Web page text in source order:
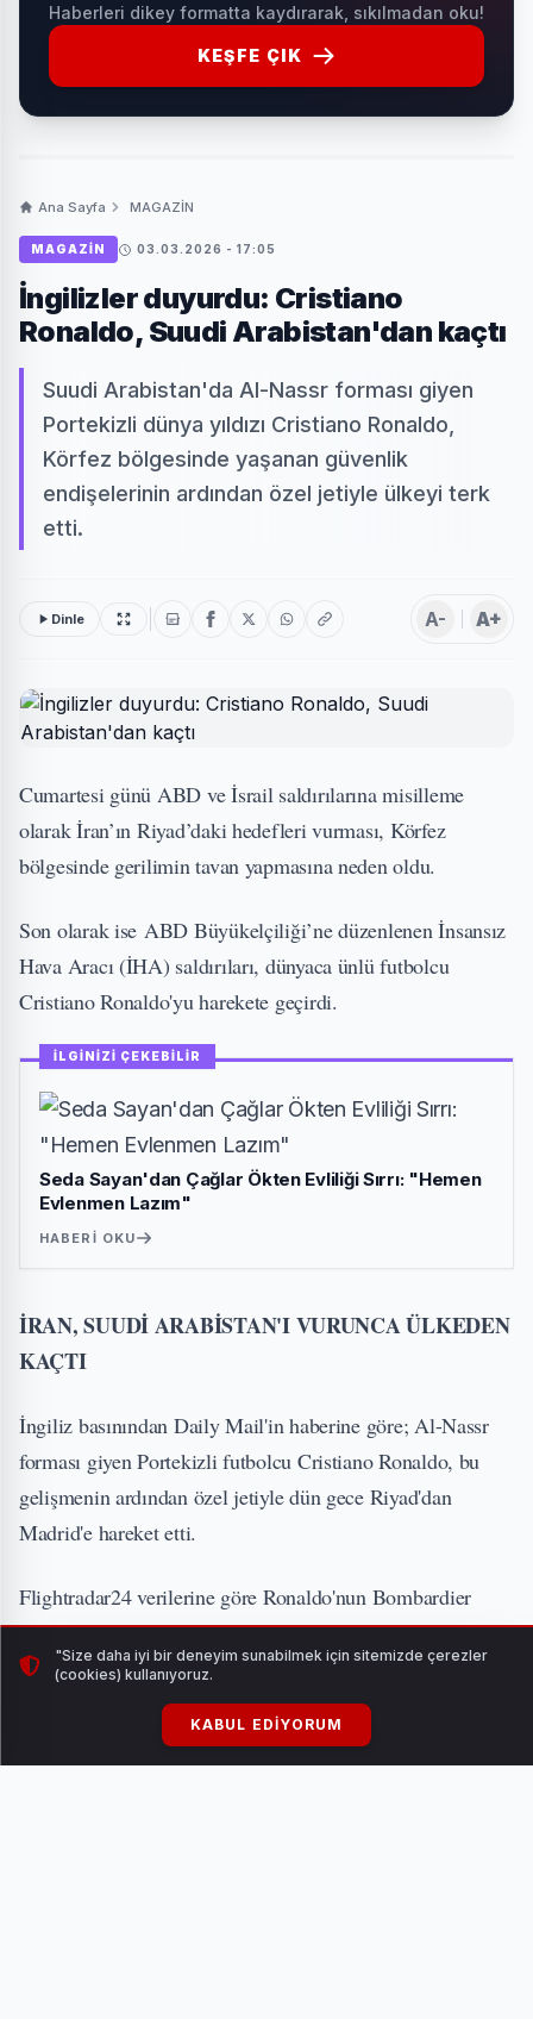
Haberleri dikey formatta kaydırarak, sıkılmadan oku!
KEŞFE ÇIK
Ana Sayfa MAGAZİN
MAGAZİN 03.03.2026 - 17:05
İngilizler duyurdu: Cristiano
Ronaldo, Suudi Arabistan'dan kaçtı
Suudi Arabistan'da Al-Nassr forması giyen
Portekizli dünya yıldızı Cristiano Ronaldo,
Körfez bölgesinde yaşanan güvenlik
endişelerinin ardından özel jetiyle ülkeyi terk
etti.
Dinle A- A+
Cumartesi günü ABD ve İsrail saldırılarına misilleme
olarak İran’ın Riyad’daki hedefleri vurması, Körfez
bölgesinde gerilimin tavan yapmasına neden oldu.
Son olarak ise ABD Büyükelçiliği’ne düzenlenen İnsansız
Hava Aracı (İHA) saldırıları, dünyaca ünlü futbolcu
Cristiano Ronaldo'yu harekete geçirdi.
İLGİNİZİ ÇEKEBİLİR
Seda Sayan'dan Çağlar Ökten Evliliği Sırrı: "Hemen
Evlenmen Lazım"
HABERI OKU
İRAN, SUUDİ ARABİSTAN'I VURUNCA ÜLKEDEN
KAÇTI
İngiliz basınından Daily Mail'in haberine göre; Al-Nassr
forması giyen Portekizli futbolcu Cristiano Ronaldo, bu
gelişmenin ardından özel jetiyle dün gece Riyad'dan
Madrid'e hareket etti.
Flightradar24 verilerine göre Ronaldo'nun Bombardier
Global Express tipi uçağı, dün gece Riyad'dan havalandı.
UÇAK TAKİP VERİLERİ ORTAYA ÇIKTI
Uçağın Mısır ve Akdeniz üzerinden geçerek bugün
"Size daha iyi bir deneyim sunabilmek için sitemizde çerezler
(cookies) kullanıyoruz.
KABUL EDIYORUM